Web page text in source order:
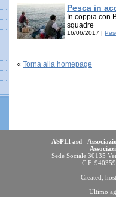
Pesca in
In coppia con
squadre
16/06/2017 |
« Torna alla homepage
ASPLI asd -
Sede Sociale 30135
C.F.
Created,
Ultimo